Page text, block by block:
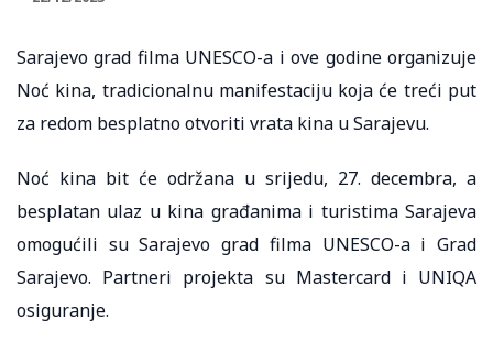
Sarajevo grad filma UNESCO-a i ove godine organizuje
Noć kina, tradicionalnu manifestaciju koja će treći put
za redom besplatno otvoriti vrata kina u Sarajevu.
Noć kina bit će održana u srijedu, 27. decembra, a
besplatan ulaz u kina građanima i turistima Sarajeva
omogućili su Sarajevo grad filma UNESCO-a i Grad
Sarajevo. Partneri projekta su Mastercard i UNIQA
osiguranje.